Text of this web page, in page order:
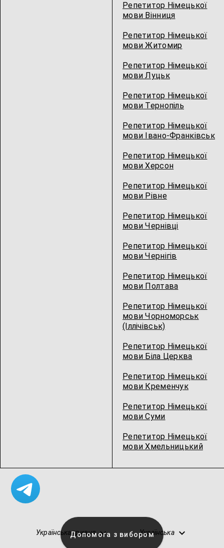
Репетитор Німецької
мови Вінниця
Репетитор Німецької
мови Житомир
Репетитор Німецької
мови Луцьк
Репетитор Німецької
мови Тернопіль
Репетитор Німецької
мови Івано-Франківськ
Репетитор Німецької
мови Херсон
Репетитор Німецької
мови Рівне
Репетитор Німецької
мови Чернівці
Репетитор Німецької
мови Чернігів
Репетитор Німецької
мови Полтава
Репетитор Німецької
мови Чорноморськ
(Іллічівськ)
Репетитор Німецької
мови Біла Церква
Репетитор Німецької
мови Кременчук
Репетитор Німецької
мови Суми
Репетитор Німецької
мови Хмельницький
Українська гривня Українська
Допомога з вибором